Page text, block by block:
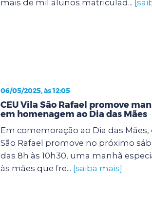
mais de mil alunos matriculad...
06/05/2025, às 12:05
CEU Vila São Rafael promove
em homenagem ao Dia das Mães
Em comemoração ao Dia das Mães,
São Rafael promove no próximo
das 8h às 10h30, uma manhã
às mães que fre... [saiba mais]